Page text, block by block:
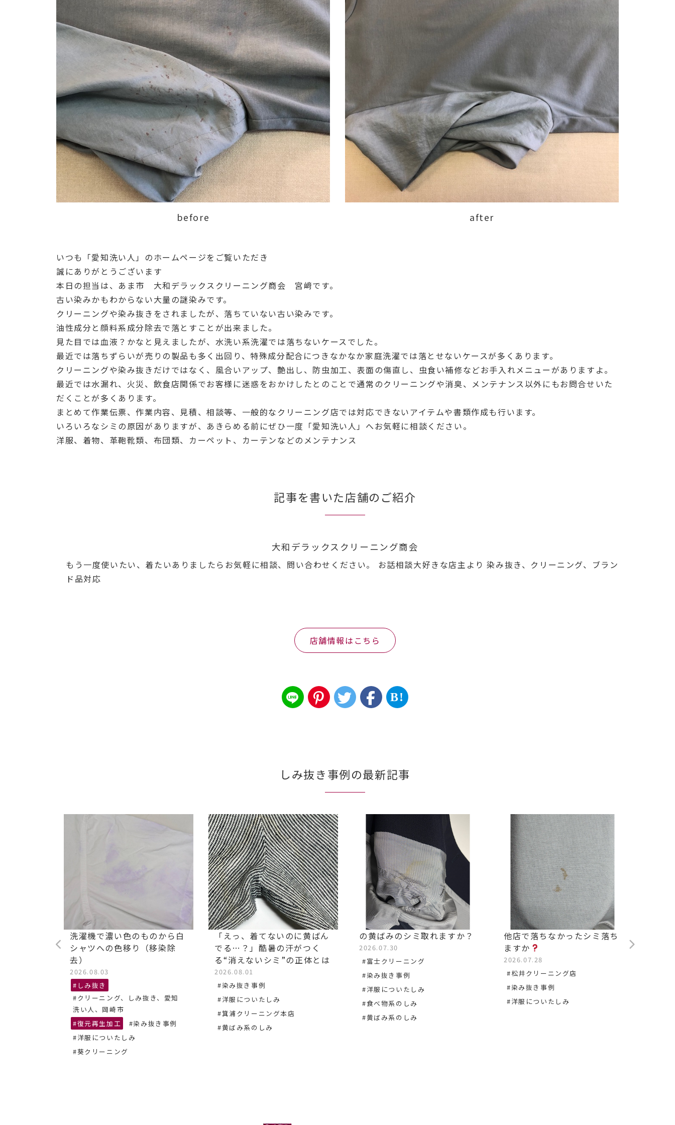
before after
いつも「愛知洗い人」のホームページをご覧いただき
誠にありがとうございます
本日の担当は、あま市 大和デラックスクリーニング商会 宮﨑です。
古い染みかもわからない大量の謎染みです。
クリーニングや染み抜きをされましたが、落ちていない古い染みです。
油性成分と顔料系成分除去で落とすことが出来ました。
見た目では血液？かなと見えましたが、水洗い系洗濯では落ちないケースでした。
最近では落ちずらいが売りの製品も多く出回り、特殊成分配合につきなかなか家庭洗濯では落とせないケースが多くあります。
クリーニングや染み抜きだけではなく、風合いアップ、艶出し、防虫加工、表面の傷直し、虫食い補修などお手入れメニューがありますよ。
最近では水漏れ、火災、飲食店関係でお客様に迷惑をおかけしたとのことで通常のクリーニングや消臭、メンテナンス以外にもお問合せいた
だくことが多くあります。
まとめて作業伝票、作業内容、見積、相談等、一般的なクリーニング店では対応できないアイテムや書類作成も行います。
いろいろなシミの原因がありますが、あきらめる前にぜひ一度「愛知洗い人」へお気軽に相談ください。
洋服、着物、革鞄靴類、布団類、カーペット、カーテンなどのメンテナンス
記事を書いた店舗のご紹介
大和デラックスクリーニング商会
もう一度使いたい、着たいありましたらお気軽に相談、問い合わせください。 お話相談大好きな店主より 染み抜き、クリーニング、ブラン
ド品対応
店舗情報はこちら
B!
しみ抜き事例の最新記事
洗濯機で濃い色のものから白
シャツへの色移り（移染除
去）
2026.08.03
#しみ抜き
#クリーニング、しみ抜き、愛知
洗い人、岡崎市
#復元再生加工
#染み抜き事例
#洋服についたしみ
#葵クリーニング
「えっ、着てないのに黄ばん
でる…？」酷暑の汗がつく
る“消えないシミ”の正体とは
2026.08.01
#染み抜き事例
#洋服についたしみ
#箕浦クリーニング本店
#黄ばみ系のしみ
の黄ばみのシミ取れますか？
2026.07.30
#富士クリーニング
#染み抜き事例
#洋服についたしみ
#食べ物系のしみ
#黄ばみ系のしみ
他店で落ちなかったシミ落ち
ますか
2026.07.28
#松井クリーニング店
#染み抜き事例
#洋服についたしみ